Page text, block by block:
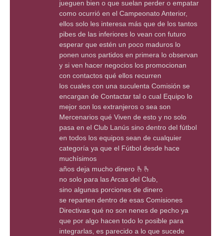
jueguen bien o que suelan perder o empatar
como ocurrió en el Campeonato Anterior,
ellos solo les interesa más que de los tantos
pibes de las inferiores lo vean con futuro
esperar que estén un poco maduros lo
ponen unos partidos en primera lo observan
y si ven hacer negocios los promocionan
con contactos qué ellos recurren
los cuales con una suculenta Comisión se
encargan de Contactar tal o cual Equipo lo
mejor son los extranjeros o sea son
Mercenarios qué Viven de esto y no solo
pasa en el Club Lanús sino dentro del fútbol
en todos los equipos sean de cualquier
categoría ya que el Fútbol desde hace
muchísimos
años deja mucho dinero 🫰🫰
no solo para las Arcas del Club,
sino algunas porciones de dinero
se reparten dentro de esas Comisiones
Directivas qué no son nenes de pecho ya
que por algo hacen todo lo posible para
integrarlas, es parecido a lo que sucede